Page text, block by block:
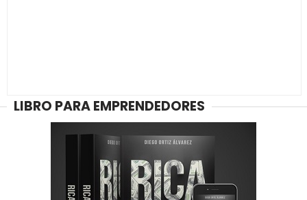
LIBRO PARA EMPRENDEDORES